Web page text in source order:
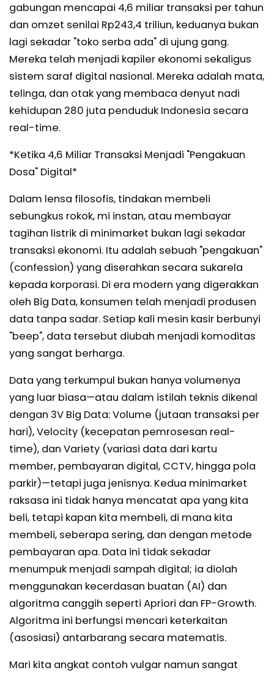
gabungan mencapai 4,6 miliar transaksi per tahun
dan omzet senilai Rp243,4 triliun, keduanya bukan
lagi sekadar "toko serba ada" di ujung gang.
Mereka telah menjadi kapiler ekonomi sekaligus
sistem saraf digital nasional. Mereka adalah mata,
telinga, dan otak yang membaca denyut nadi
kehidupan 280 juta penduduk Indonesia secara
real-time.
*Ketika 4,6 Miliar Transaksi Menjadi "Pengakuan
Dosa" Digital*
Dalam lensa filosofis, tindakan membeli
sebungkus rokok, mi instan, atau membayar
tagihan listrik di minimarket bukan lagi sekadar
transaksi ekonomi. Itu adalah sebuah "pengakuan"
(confession) yang diserahkan secara sukarela
kepada korporasi. Di era modern yang digerakkan
oleh Big Data, konsumen telah menjadi produsen
data tanpa sadar. Setiap kali mesin kasir berbunyi
"beep", data tersebut diubah menjadi komoditas
yang sangat berharga.
Data yang terkumpul bukan hanya volumenya
yang luar biasa—atau dalam istilah teknis dikenal
dengan 3V Big Data: Volume (jutaan transaksi per
hari), Velocity (kecepatan pemrosesan real-
time), dan Variety (variasi data dari kartu
member, pembayaran digital, CCTV, hingga pola
parkir)—tetapi juga jenisnya. Kedua minimarket
raksasa ini tidak hanya mencatat apa yang kita
beli, tetapi kapan kita membeli, di mana kita
membeli, seberapa sering, dan dengan metode
pembayaran apa. Data ini tidak sekadar
menumpuk menjadi sampah digital; ia diolah
menggunakan kecerdasan buatan (AI) dan
algoritma canggih seperti Apriori dan FP-Growth.
Algoritma ini berfungsi mencari keterkaitan
(asosiasi) antarbarang secara matematis.
Mari kita angkat contoh vulgar namun sangat